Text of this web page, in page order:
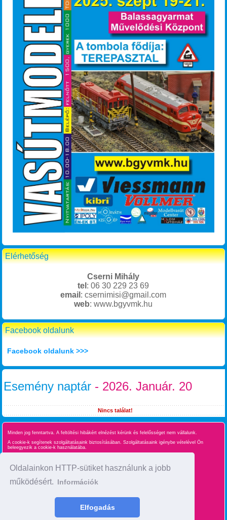
Oldalainkon HTTP-sütiket használunk a jobb
működésért. Információk
Elfogadás
Elérhetőség
Cserni Mihály
tel : 06 30 229 23 69
email : csernimisi@gmail.com
web: www.bgyvmk.hu
Facebook oldalunk
Facebook oldalunk >>>
Esemény naptár - 2026. Január. 20
Nincs találat!
Minden jog fenntartva. A feltöltési hibákért elnézést kérünk és felelősséget nem vállalunk.
A cookie-k segítenek szolgáltatásaink biztosításában. Szolgáltatásaink igénybe vételével Ön
beleegyezik a cookie-k használatába.
Oldaltérkép